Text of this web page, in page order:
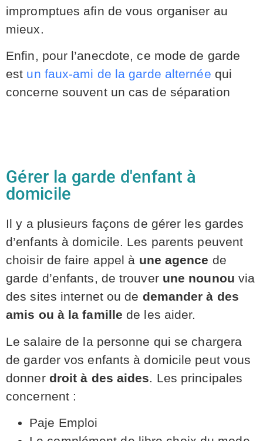
impromptues afin de vous organiser au
mieux.
Enfin, pour l’anecdote, ce mode de garde
est un faux-ami de la garde alternée qui
concerne souvent un cas de séparation
Gérer la garde d'enfant à
domicile
Il y a plusieurs façons de gérer les gardes
d’enfants à domicile. Les parents peuvent
choisir de faire appel à une agence de
garde d’enfants, de trouver une nounou via
des sites internet ou de demander à des
amis ou à la famille de les aider.
Le salaire de la personne qui se chargera
de garder vos enfants à domicile peut vous
donner droit à des aides. Les principales
concernent :
Paje Emploi